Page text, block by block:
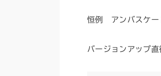
恒例 アンバスケー
バージョンアップ